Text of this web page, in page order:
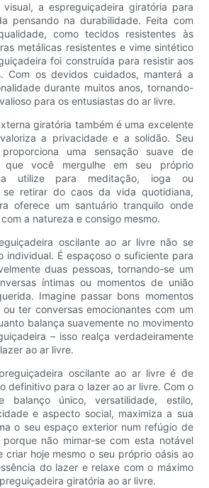
a espreguiçadeira giratória para
pensando na durabilidade. Feita com
como tecidos resistentes às
metálicas resistentes e vime sintético
foi construída para resistir aos
Com os devidos cuidados, manterá a
durante muitos anos, tornando-
para os entusiastas do ar livre.
giratória também é uma excelente
a privacidade e a solidão. Seu
uma sensação suave de
que você mergulhe em seu próprio
a utilize para meditação, ioga ou
se retirar do caos da vida quotidiana,
oferece um santuário tranquilo onde
a natureza e consigo mesmo.
oscilante ao ar livre não se
individual. É espaçoso o suficiente para
duas pessoas, tornando-se um
íntimas ou momentos de união
Imagine passar bons momentos
ter conversas emocionantes com um
balança suavemente no movimento
– isso realça verdadeiramente
ao ar livre.
oscilante ao ar livre é de
definitivo para o lazer ao ar livre. Com o
balanço único, versatilidade, estilo,
e aspecto social, maximiza a sua
o seu espaço exterior num refúgio de
porque não mimar-se com esta notável
criar hoje mesmo o seu próprio oásis ao
do lazer e relaxe com o máximo
giratória ao ar livre.